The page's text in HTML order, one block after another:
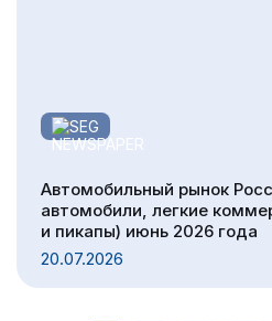
SEG
Автомобильный рынок
автомобили, легкие
и пикапы) июнь 2026 года
20.07.2026